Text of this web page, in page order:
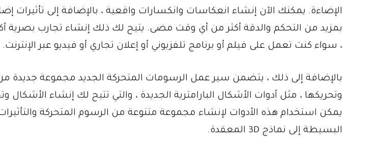
الإضاءة. يمكنك الآن إنشاء انعكاسات وانكسارات واقعية ، بالإضافة إلى تأثيرات
بمزيد من التحكم والدقة أكثر من أي وقت مضى. يتيح لك ذلك إنشاء تجارب بصرية
، سواء كنت تعمل على فيلم أو برنامج تلفزيوني أو إعلان تجاري أو فيديو عبر الإنترنت.
بالإضافة إلى ذلك ، يتضمن سير عمل الرسومات المتحركة الجديد مجموعة جديدة من
وتحريكها ، مثل أدوات الأشكال البارامترية الجديدة ، والتي تتيح لك إنشاء الأشكال
يمكن استخدام هذه الأدوات لإنشاء مجموعة متنوعة من الرسوم المتحركة
البسيطة إلى نماذج 3D المعقدة.